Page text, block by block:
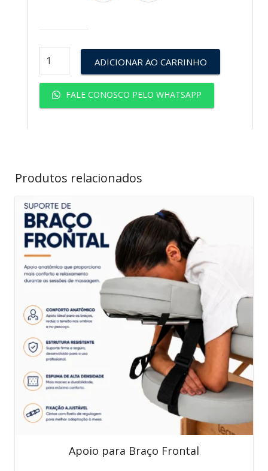
ADICIONAR AO CARRINHO
FALE CONOSCO PELO WHATSAPP
Produtos relacionados
Apoio para Braço Frontal